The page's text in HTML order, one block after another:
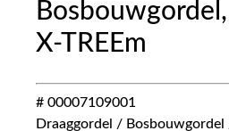
X-TREEm
# 00007109001
Draaggordel /